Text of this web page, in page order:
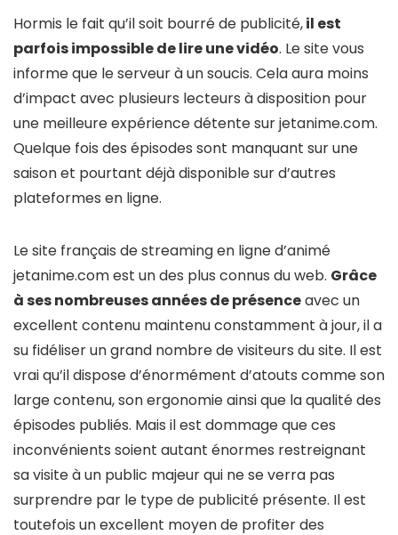
Hormis le fait qu’il soit bourré de publicité,il est
parfois impossible de lire une vidéo. Le site vous
informe que le serveur à un soucis. Cela aura moins
d’impact avec plusieurs lecteurs à disposition pour
une meilleure expérience détente sur jetanime.com.
Quelque fois des épisodes sont manquant sur une
saison et pourtant déjà disponible sur d’autres
plateformes en ligne.
Le site français de streaming en ligne d’animé
jetanime.com est un des plus connus du web. Grâce
à ses nombreuses années de présenceavec un
excellent contenu maintenu constamment à jour, il a
su fidéliser un grand nombre de visiteurs du site. Il est
vrai qu’il dispose d’énormément d’atouts comme son
large contenu, son ergonomie ainsi que la qualité des
épisodes publiés. Mais il est dommage que ces
inconvénients soient autant énormes restreignant
sa visite à un public majeur qui ne se verra pas
surprendre par le type de publicité présente. Il est
toutefois un excellent moyen de profiter des